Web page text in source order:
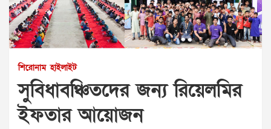
শিরোনাম হাইলাইট
সুবিধাবঞ্চিতদের জন্য রিয়েলমির
ইফতার আয়োজন